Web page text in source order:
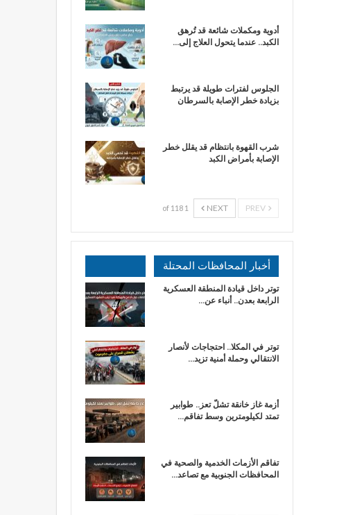
أدوية ومكملات شائعة قد تُرهق
الكبد.. عندما يتحول العلاج إلى…
الجلوس لفترات طويلة قد يرتبط
بزيادة خطر الإصابة بالسرطان
شرب القهوة بانتظام قد يقلل خطر
الإصابة بأمراض الكبد
NEXT
1 of 118
أخبار المحافظات المحتلة
توتر داخل قيادة المنطقة العسكرية
الرابعة بعدن.. أنباء عن…
توتر في المكلا.. احتجاجات لأنصار
الانتقالي وحملة أمنية تزيد…
أزمة غاز خانقة تشلّ تعز.. طوابير
تمتد لكيلومترين وسط تفاقم…
تفاقم الأزمات الخدمية والصحية في
المحافظات الجنوبية مع تصاعد…